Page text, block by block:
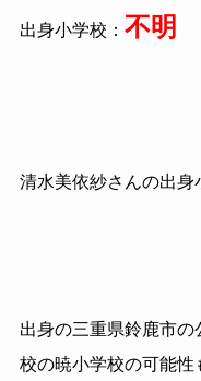
出身小学校： 不明
清水美依紗さんの出身
出身の三重県鈴鹿市の
校の暁小学校の可能性